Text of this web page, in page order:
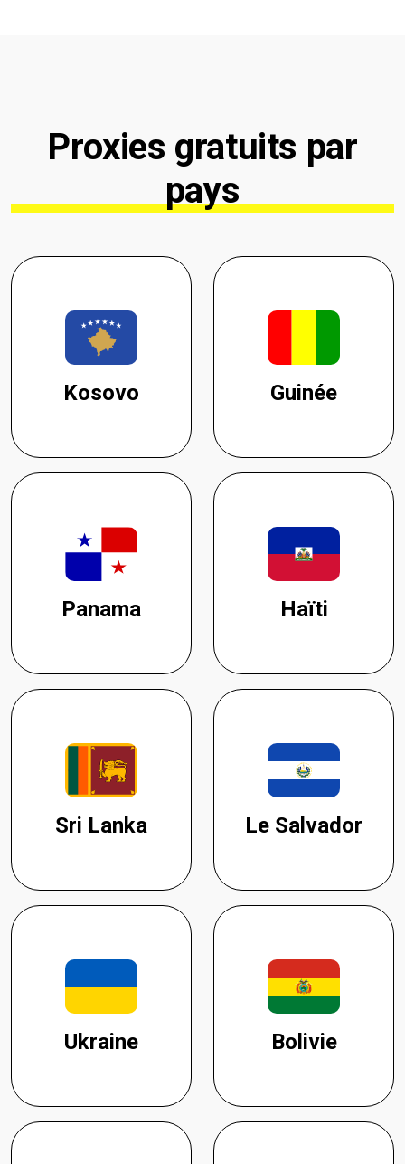
Proxies gratuits par
pays
Kosovo Guinée
Panama Haïti
Sri Lanka Le Salvador
Ukraine Bolivie